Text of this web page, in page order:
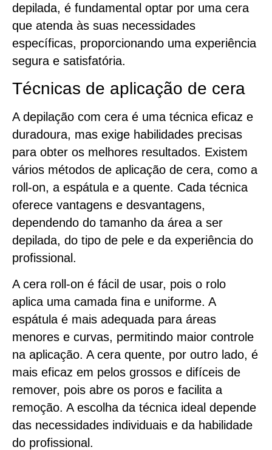
depilada, é fundamental optar por uma cera
que atenda às suas necessidades
específicas, proporcionando uma experiência
segura e satisfatória.
Técnicas de aplicação de cera
A depilação com cera é uma técnica eficaz e
duradoura, mas exige habilidades precisas
para obter os melhores resultados. Existem
vários métodos de aplicação de cera, como a
roll-on, a espátula e a quente. Cada técnica
oferece vantagens e desvantagens,
dependendo do tamanho da área a ser
depilada, do tipo de pele e da experiência do
profissional.
A cera roll-on é fácil de usar, pois o rolo
aplica uma camada fina e uniforme. A
espátula é mais adequada para áreas
menores e curvas, permitindo maior controle
na aplicação. A cera quente, por outro lado, é
mais eficaz em pelos grossos e difíceis de
remover, pois abre os poros e facilita a
remoção. A escolha da técnica ideal depende
das necessidades individuais e da habilidade
do profissional.